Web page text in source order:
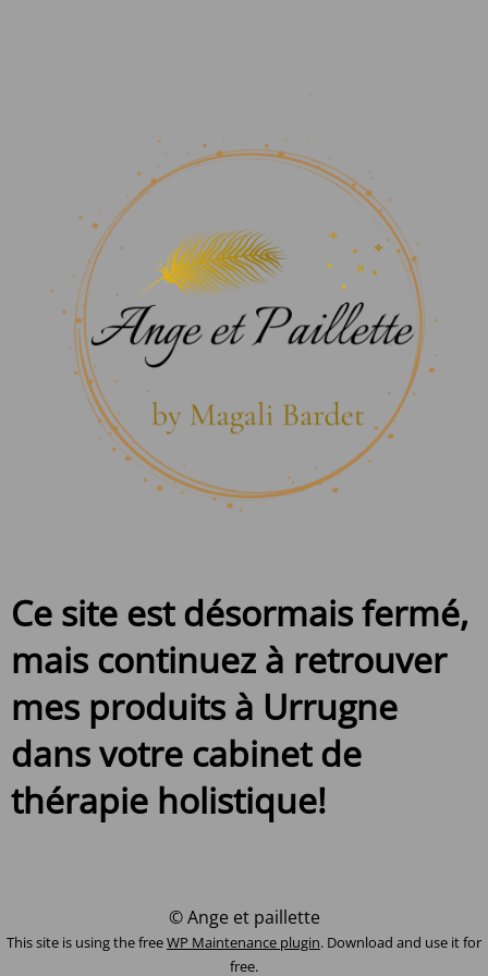
Ce site est désormais fermé,
mais continuez à retrouver
mes produits à Urrugne
dans votre cabinet de
thérapie holistique!
© Ange et paillette
This site is using the freeWP Maintenance plugin. Download and use it for
free.